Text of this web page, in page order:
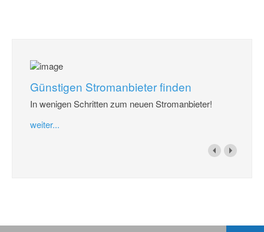
Günstigen Stromanbieter finden
In wenigen Schritten zum neuen Stromanbieter!
weiter...